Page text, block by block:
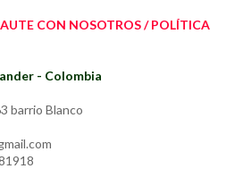
CON NOSOTROS / POLÍTICA
- Colombia
barrio Blanco